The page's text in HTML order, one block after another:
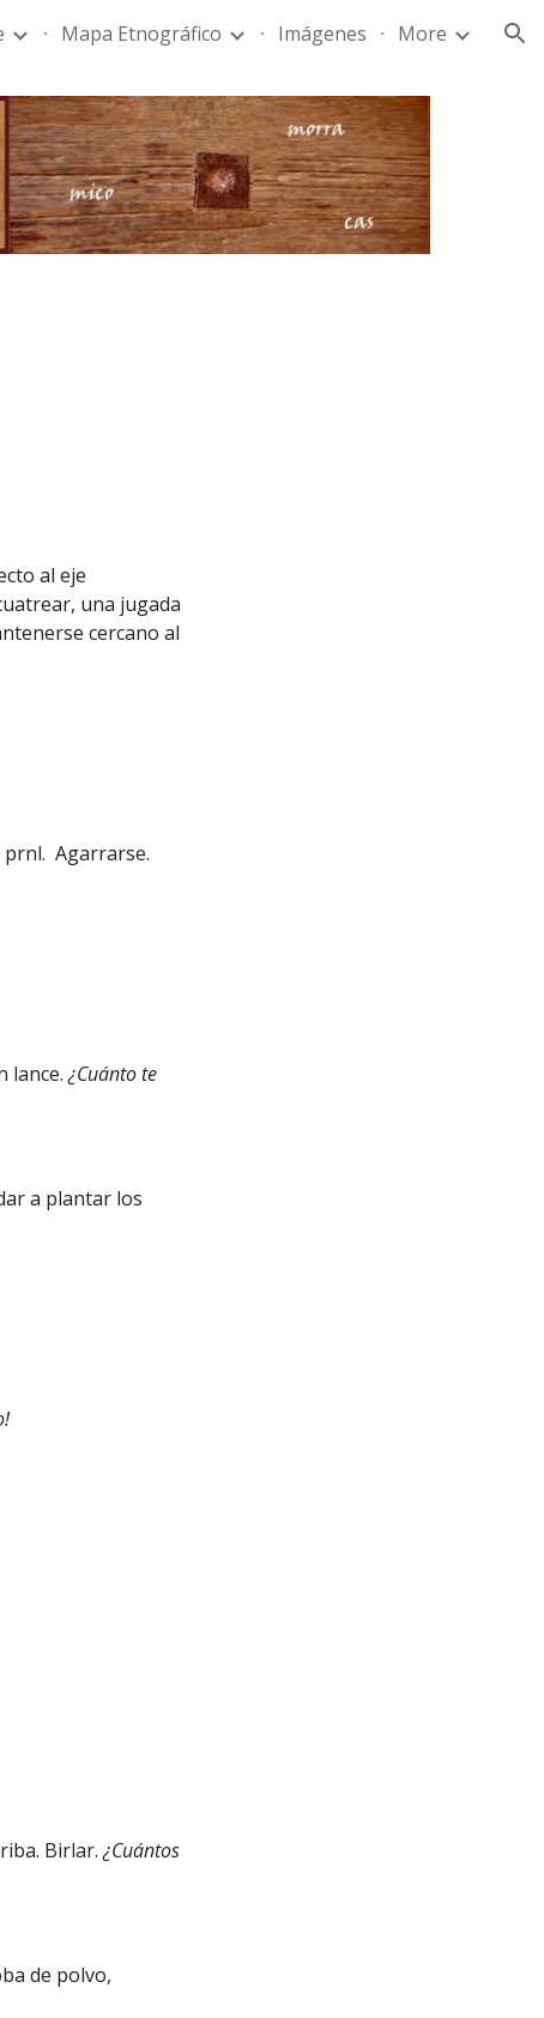
Mapa Etnográfico Imágenes More
al eje
una jugada
cercano al
prnl. Agarrarse.
lance.¿Cuánto te
a plantar los
Birlar.¿Cuántos
de polvo,